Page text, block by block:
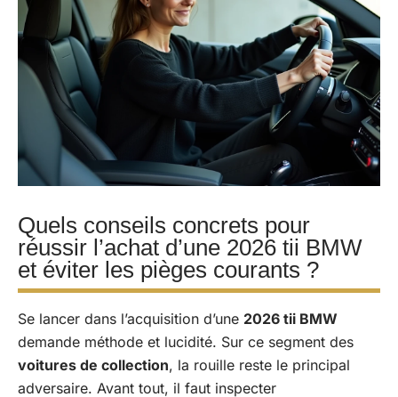
Quels conseils concrets pour
réussir l’achat d’une 2026 tii BMW
et éviter les pièges courants ?
Se lancer dans l’acquisition d’une 2026 tii BMW
demande méthode et lucidité. Sur ce segment des
voitures de collection, la rouille reste le principal
adversaire. Avant tout, il faut inspecter